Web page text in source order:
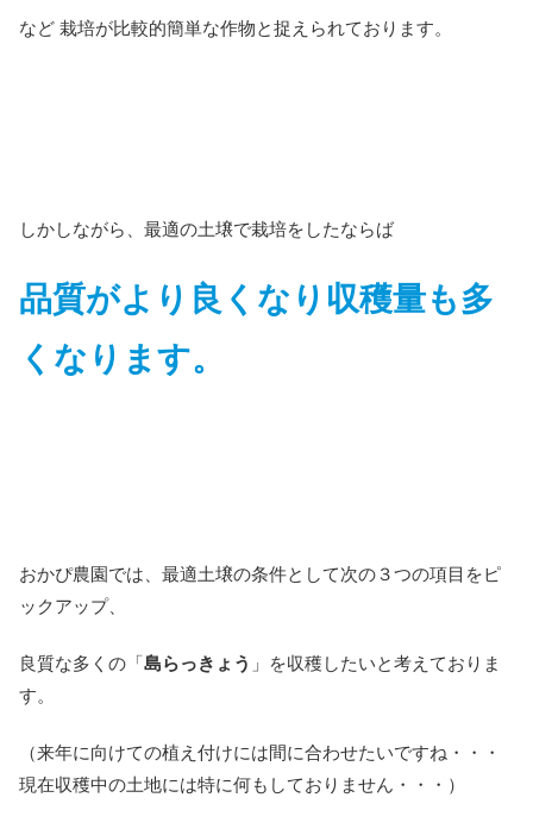
など 栽培が比較的簡単な作物と捉えられております。
しかしながら、最適の土壌で栽培をしたならば
品質がより良くなり収穫量も多
くなります。
おかぴ農園では、最適土壌の条件として次の３つの項目をピ
ックアップ、
良質な多くの「島らっきょう 」を収穫したいと考えておりま
す。
（来年に向けての植え付けには間に合わせたいですね・・・
現在収穫中の土地には特に何もしておりません・・・）